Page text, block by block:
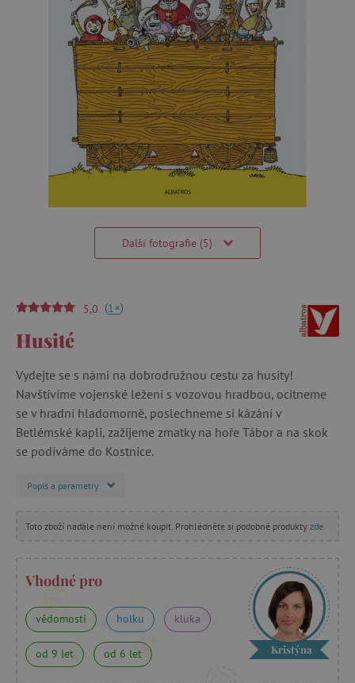
Další fotografie (5)
5,0 (1+)
Husité
Vydejte se s námi na dobrodružnou cestu za husity!
Navštívíme vojenské ležení s vozovou hradbou, ocitneme
se v hradní hladomorně, poslechneme si kázání v
Betlémské kapli, zažijeme zmatky na hoře Tábor a na skok
se podíváme do Kostnice.
Popis a parametry
Toto zboží nadále není možné koupit. Prohlédněte si podobné produkty zde
Vhodné pro
vědomosti holku kluka
od 9 let od 6 let Kristýna